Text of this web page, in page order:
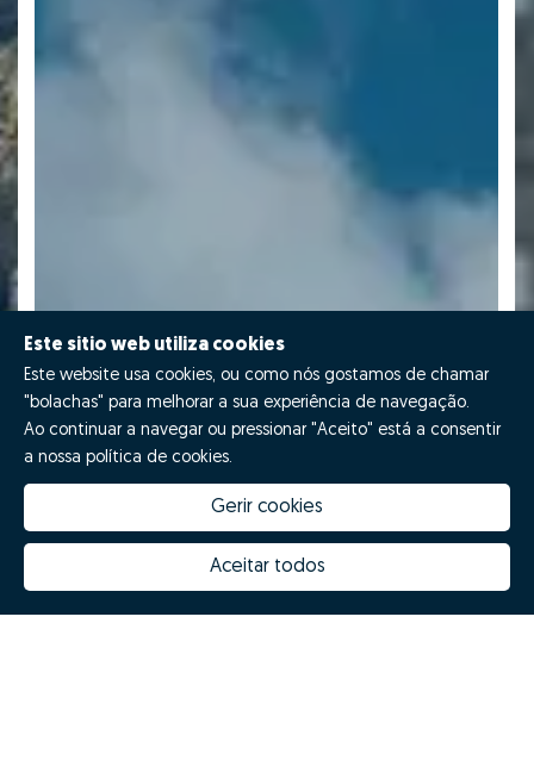
Este sitio web utiliza cookies
Este website usa cookies, ou como nós gostamos de chamar
"bolachas" para melhorar a sua experiência de navegação.
Ao continuar a navegar ou pressionar "Aceito" está a consentir
a nossa política de cookies.
Gerir cookies
Aceitar todos